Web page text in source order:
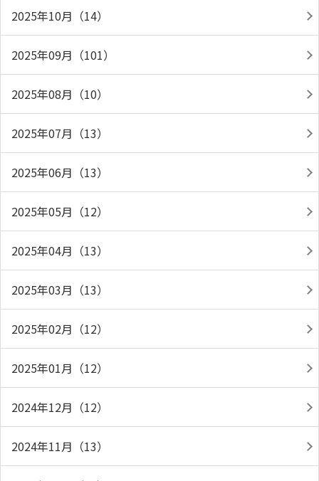
2025年10月（14）
2025年09月（101）
2025年08月（10）
2025年07月（13）
2025年06月（13）
2025年05月（12）
2025年04月（13）
2025年03月（13）
2025年02月（12）
2025年01月（12）
2024年12月（12）
2024年11月（13）